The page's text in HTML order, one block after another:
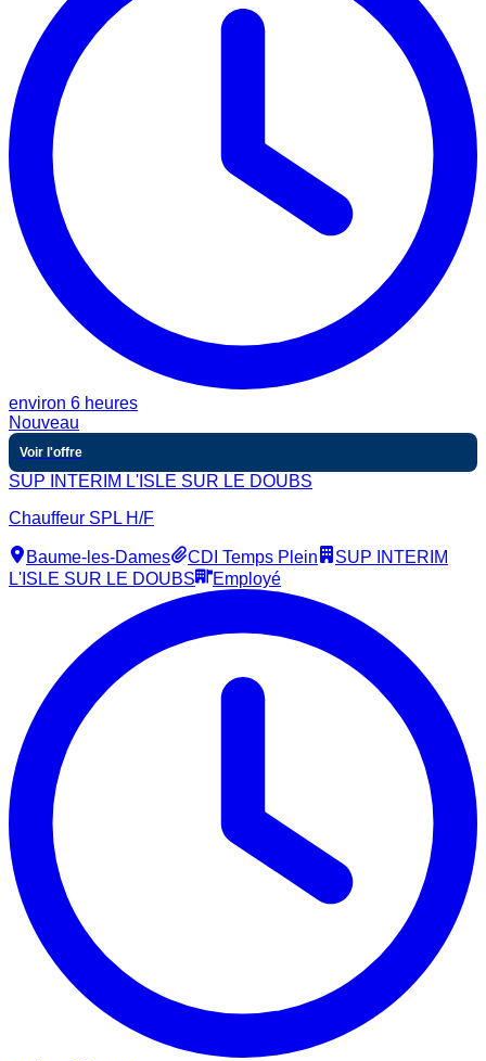
environ 6 heures
Nouveau
Voir l'offre
SUP INTERIM L'ISLE SUR LE DOUBS
Chauffeur SPL H/F
Baume-les-Dames CDI Temps Plein
SUP INTERIM
L'ISLE SUR LE DOUBS
Employé